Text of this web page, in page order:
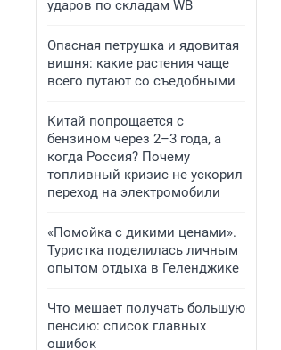
ударов по складам WB
Опасная петрушка и ядовитая
вишня: какие растения чаще
всего путают со съедобными
Китай попрощается с
бензином через 2–3 года, а
когда Россия? Почему
топливный кризис не ускорил
переход на электромобили
«Помойка с дикими ценами».
Туристка поделилась личным
опытом отдыха в Геленджике
Что мешает получать большую
пенсию: список главных
ошибок